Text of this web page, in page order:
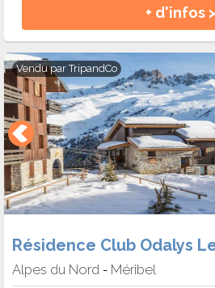
+ d'infos >
Vendu parTripandCo
Alpes du Nord - Méribel